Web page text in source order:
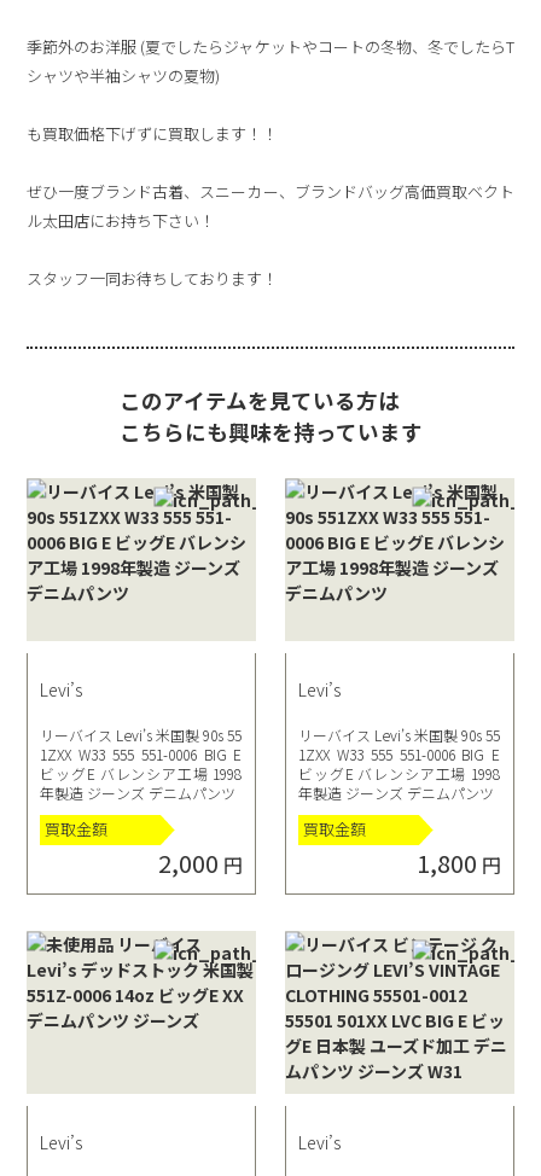
季節外のお洋服 (夏でしたらジャケットやコートの冬物、冬でしたらT
シャツや半袖シャツの夏物)
も買取価格下げずに買取します！！
ぜひ一度ブランド古着、スニーカー、ブランドバッグ高価買取ベクト
ル太田店にお持ち下さい！
スタッフ一同お待ちしております！
このアイテムを見ている方は
こちらにも興味を持っています
Levi’s
リーバイス Levi’s 米国製 90s 55
1ZXX W33 555 551-0006 BIG E
ビッグE バレンシア工場 1998
年製造 ジーンズ デニムパンツ
買取金額
2,000 円
Levi’s
リーバイス Levi’s 米国製 90s 55
1ZXX W33 555 551-0006 BIG E
ビッグE バレンシア工場 1998
年製造 ジーンズ デニムパンツ
買取金額
1,800 円
Levi’s Levi’s